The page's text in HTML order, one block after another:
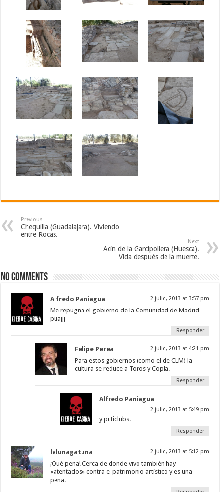
Previous
Chequilla (Guadalajara). Viviendo
entre Rocas.
Next
Acín de la Garcipollera (Huesca).
Vida después de la muerte.
No comments
Alfredo Paniagua 2 julio, 2013 at 3:57 pm
Me repugna el gobierno de la Comunidad de Madrid…
puajjj
Responder
Felipe Perea 2 julio, 2013 at 4:21 pm
Para estos gobiernos (como el de CLM) la
cultura se reduce a Toros y Copla.
Responder
Alfredo Paniagua
2 julio, 2013 at 5:49 pm
y puticlubs.
Responder
lalunagatuna 2 julio, 2013 at 5:12 pm
¡Qué pena! Cerca de donde vivo también hay
«atentados» contra el patrimonio artístico y es una
pena.